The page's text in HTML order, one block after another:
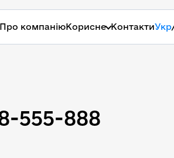
Про компаніюКорисне КонтактиУкр
555-888
555-888